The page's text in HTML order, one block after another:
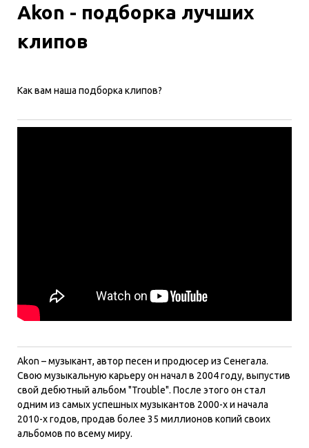
Akon - подборка лучших
клипов
Как вам наша подборка клипов?
Akon – музыкант, автор песен и продюсер из Сенегала.
Свою музыкальную карьеру он начал в 2004 году, выпустив
свой дебютный альбом "Trouble". После этого он стал
одним из самых успешных музыкантов 2000-х и начала
2010-х годов, продав более 35 миллионов копий своих
альбомов по всему миру.